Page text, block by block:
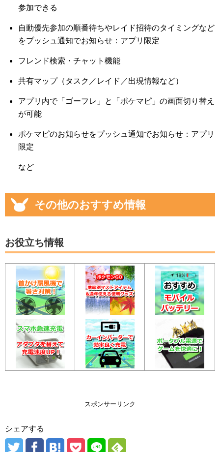
参加できる
自動優先参加の順番待ちやレイド招待のタイミングなど
をプッシュ通知でお知らせ：アプリ限定
フレンド検索・チャット機能
共有マップ（タスク／レイド／出現情報など）
アプリ内で「ゴーフレ」と「ポケマピ」の画面切り替え
が可能
ポケマピのお知らせをプッシュ通知でお知らせ：アプリ
限定
など
その他のおすすめ情報
お役立ち情報
スポンサーリンク
シェアする